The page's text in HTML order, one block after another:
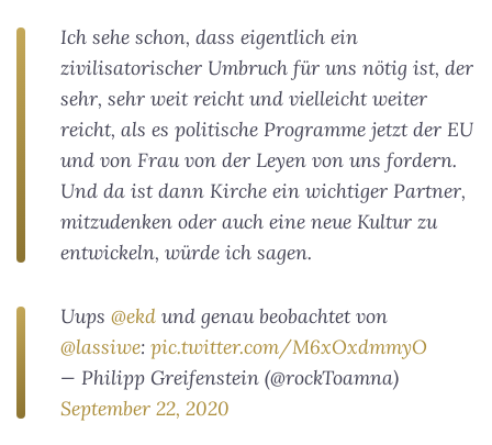
Ich sehe schon, dass eigentlich ein
zivilisatorischer Umbruch für uns nötig ist, der
sehr, sehr weit reicht und vielleicht weiter
reicht, als es politische Programme jetzt der EU
und von Frau von der Leyen von uns fordern.
Und da ist dann Kirche ein wichtiger Partner,
mitzudenken oder auch eine neue Kultur zu
entwickeln, würde ich sagen.
Uups @ekd und genau beobachtet von
@lassiwe: pic.twitter.com/M6xOxdmmyO
— Philipp Greifenstein (@rockToamna)
September 22, 2020